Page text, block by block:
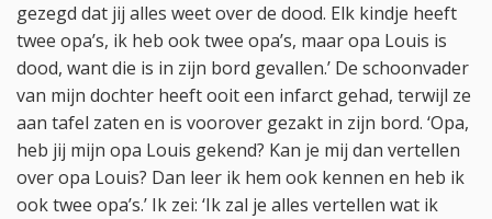
gezegd dat jij alles weet over de dood. Elk kindje heeft
twee opa’s, ik heb ook twee opa’s, maar opa Louis is
dood, want die is in zijn bord gevallen.’ De schoonvader
van mijn dochter heeft ooit een infarct gehad, terwijl ze
aan tafel zaten en is voorover gezakt in zijn bord. ‘Opa,
heb jij mijn opa Louis gekend? Kan je mij dan vertellen
over opa Louis? Dan leer ik hem ook kennen en heb ik
ook twee opa’s.’ Ik zei: ‘Ik zal je alles vertellen wat ik